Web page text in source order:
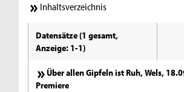
Inhaltsverzeichnis
Datensätze (1 gesamt,
Anzeige: 1-1)
Über allen Gipfeln ist Ruh, Wels,
Premiere